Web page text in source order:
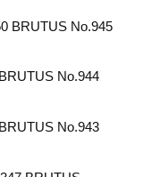
BRUTUS No.945
No.944
No.943